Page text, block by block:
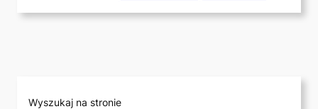
Wyszukaj na stronie